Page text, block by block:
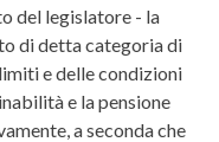
del legislatore - la
di detta categoria di
e delle condizioni
e la pensione
a seconda che